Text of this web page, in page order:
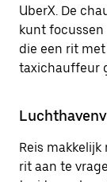
UberX. De
kunt focussen
die een rit
taxichauffeur
Reis
rit aan te